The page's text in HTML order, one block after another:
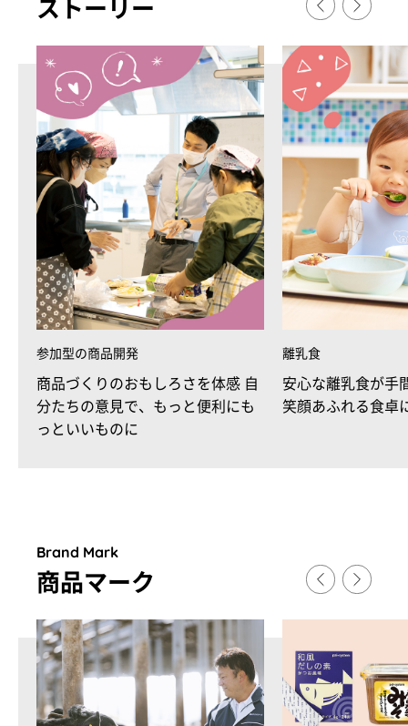
ストー リ ー
参加型の商品開発
商品づくりのおもしろさを体感 自
分たちの意見で、もっと便利にも
っといいものに
離乳食
安心な離乳食が手
笑顔あふれる食卓
Brand Mark
商品マーク